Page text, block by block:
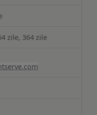
zile, 364 zile